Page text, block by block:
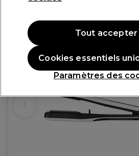
Paramètres des
Cookies essentiels
Tout accepter